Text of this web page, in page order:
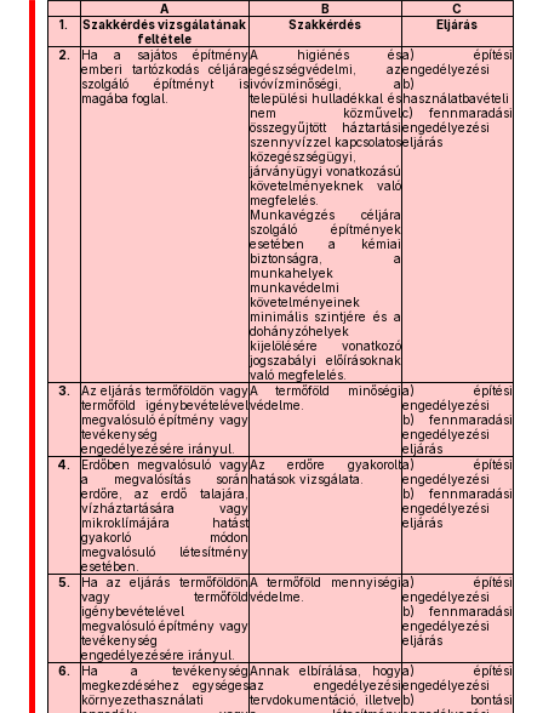
A B
C
1.
Szakkérdés vizsgálatának
feltétele
Szakkérdés Eljárás
2.
Ha a sajátos építmény
emberi tartózkodás céljára
szolgáló építményt is
magába foglal.
A higiénés és
egészségvédelmi, az
ivóvízminőségi, a
települési hulladékkal és
nem közművel
összegyűjtött háztartási
szennyvízzel kapcsolatos
közegészségügyi,
járványügyi vonatkozású
követelményeknek való
megfelelés.
Munkavégzés céljára
szolgáló építmények
esetében a kémiai
biztonságra, a
munkahelyek
munkavédelmi
követelményeinek
minimális szintjére és a
dohányzóhelyek
kijelölésére vonatkozó
jogszabályi előírásoknak
való megfelelés.
a) építési
engedélyezési
b)
használatbavételi
c) fennmaradási
engedélyezési
eljárás
3.
Az eljárás termőföldön vagy
termőföld igénybevételével
megvalósuló építmény vagy
tevékenység
engedélyezésére irányul.
A termőföld minőségi
védelme.
a) építési
engedélyezési
b) fennmaradási
engedélyezési
eljárás
4.
Erdőben megvalósuló vagy
a megvalósítás során
erdőre, az erdő talajára,
vízháztartására vagy
mikroklímájára hatást
gyakorló módon
megvalósuló létesítmény
esetében.
Az erdőre gyakorolt
hatások vizsgálata.
a) építési
engedélyezési
b) fennmaradási
engedélyezési
eljárás
5.
Ha az eljárás termőföldön
vagy termőföld
igénybevételével
megvalósuló építmény vagy
tevékenység
engedélyezésére irányul.
A termőföld mennyiségi
védelme.
a) építési
engedélyezési
b) fennmaradási
engedélyezési
eljárás
6.
Ha a tevékenység
megkezdéséhez egységes
környezethasználati
Annak elbírálása, hogy
az engedélyezési
tervdokumentáció, illetve
a) építési
engedélyezési
b) bontási